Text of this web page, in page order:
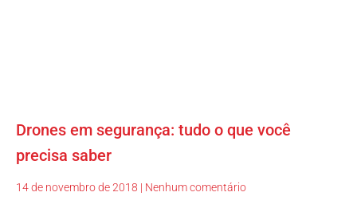
Drones em segurança: tudo o que você
precisa saber
14 de novembro de 2018 Nenhum comentário